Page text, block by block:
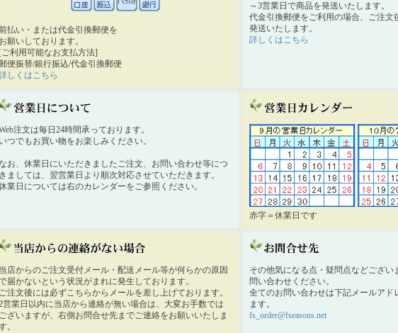
払い・または代金引換郵便を
お願いしております。
[ご利用可能なお支払方法]
便振替/銀行振込/代金引換郵便
しくはこちら
～3営業日で商品を発送いたします。
代金引換郵便をご利用の場合、ご注文
発送いたします。
詳しくはこちら
注文は毎日24時間承っております。
いつでもお買い物をお楽しみください。
なお、休業日にいただきましたご注文、お問い合わせ等につ
きましては、翌営業日より順次対応させていただきます。
業日については右のカレンダーをご参照ください。
赤字＝休業日です
当店からのご注文受付メール・配送メール等が何らかの原因
届かないという状況がまれに発生しております。
ご注文後には必ずこちらからメールを差し上げております。
営業日以内に当店から連絡が無い場合は、大変お手数では
ございますが、右側お問合せ先までご連絡をお願いいたしま
。
その他気になる点・疑問点などござい
問い合わせください。
全てのお問い合わせは下記メールアド
ます。
fs_order@fseasons.net